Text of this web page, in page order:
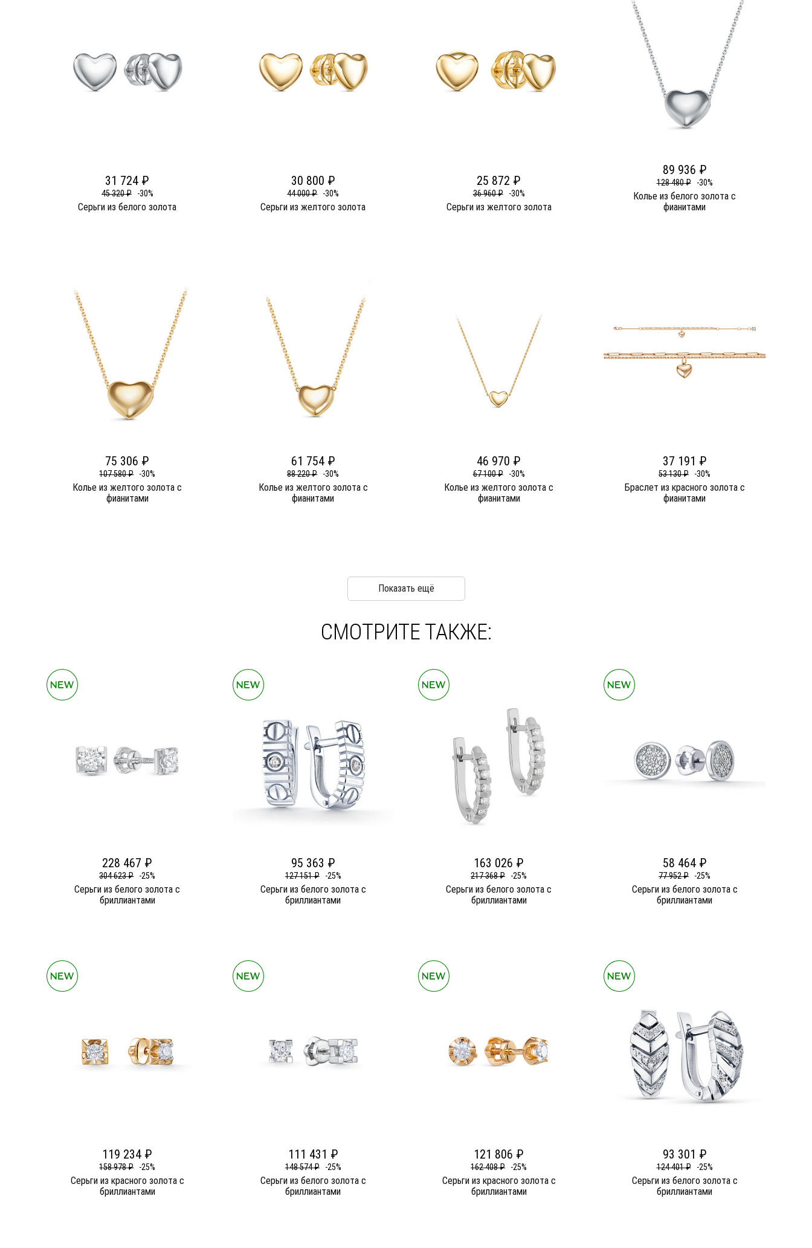
31 724 ₽
45 320 ₽ -30%
Серьги из белого золота
30 800 ₽
44 000 ₽ -30%
Серьги из желтого золота
25 872 ₽
36 960 ₽ -30%
Серьги из желтого золота
89 936 ₽
128 480 ₽ -30%
Колье из белого золота c
фианитами
75 306 ₽
107 580 ₽ -30%
Колье из желтого золота c
фианитами
61 754 ₽
88 220 ₽ -30%
Колье из желтого золота c
фианитами
46 970 ₽
67 100 ₽ -30%
Колье из желтого золота c
фианитами
37 191 ₽
53 130 ₽ -30%
Браслет из красного золота c
фианитами
Показать ещё
СМОТРИТЕ ТАКЖЕ:
228 467 ₽
304 623 ₽ -25%
Серьги из белого золота c
бриллиантами
95 363 ₽
127 151 ₽ -25%
Серьги из белого золота c
бриллиантами
163 026 ₽
217 368 ₽ -25%
Серьги из белого золота c
бриллиантами
58 464 ₽
77 952 ₽ -25%
Серьги из белого золота c
бриллиантами
119 234 ₽
158 978 ₽ -25%
Серьги из красного золота c
бриллиантами
111 431 ₽
148 574 ₽ -25%
Серьги из белого золота c
бриллиантами
121 806 ₽
162 408 ₽ -25%
Серьги из красного золота c
бриллиантами
93 301 ₽
124 401 ₽ -25%
Серьги из белого золота c
бриллиантами